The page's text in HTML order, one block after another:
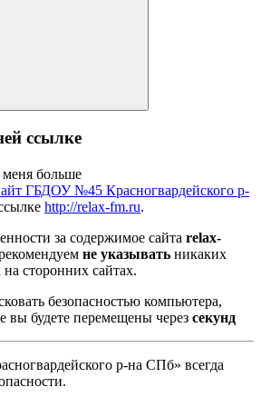
ссылке
больше
ГБДОУ №45 Красногвардейского р-
http://relax-fm.ru.
за содержимое сайта relax-
не указывать никаких
сторонних сайтах.
безопасностью компьютера,
вы будете перемещены через секунд
р-на СПб» всегда